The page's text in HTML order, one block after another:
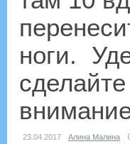
ноги.
23.04.2017 Алина Малина